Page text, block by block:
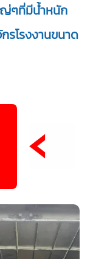
ญ่ๆที่มีน้ำหนัก
รโรงงานขนาด